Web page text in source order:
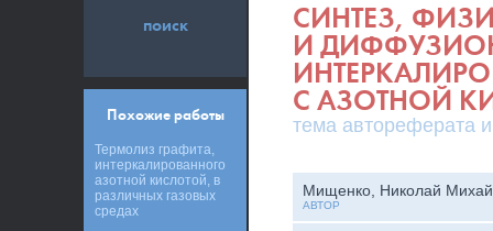
СИНТЕЗ,
И
С АЗОТНОЙ
тема автореферата
Мищенко, Николай
АВТОР
поиск
Похожие работы
Термолиз графита,
интеркалированного
азотной кислотой, в
различных газовых
средах